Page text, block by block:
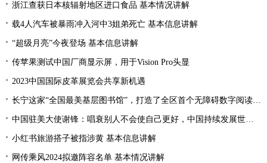
浙江查获日本核辐射地区进口食品 基本情况讲解
载4人汽车被暴雨冲入河中3姐弟死亡 基本信息讲解
“超级月亮”今夜登场 基本信息讲解
传苹果测试中国厂商显示屏，用于Vision Pro头显
2023中国国际皮革展览会共享新机遇
长宁这家“全国最美基层图书馆”，打造了全区首个无障碍数字阅读空间
中国驻美大使谢锋：唱衰别人不会使自己更好，中国持续发展世界才会更加繁荣
小红书旅游搭子被指涉黄 基本信息讲解
网传乘风2024拟邀阵容名单 基本情况讲解